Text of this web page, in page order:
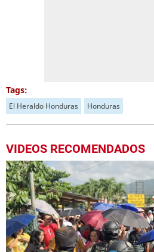
Tags:
El Heraldo Honduras Honduras
VIDEOS RECOMENDADOS